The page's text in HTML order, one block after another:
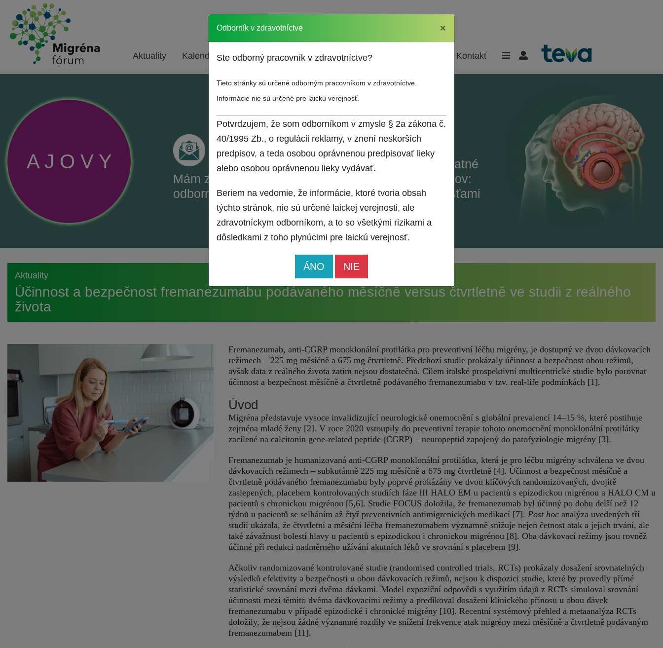
Aktuality Kalendár akcií Vzdelávanie Sociálna poradňa Kontakt
A J O V Y
Mám záujem o zasielanie
odborného spravodajcu
Mám záujem o bezplatné
materiály pre pacientov:
Diár pacienta s bolesťami
hlavy
Aktuality
Účinnost a bezpečnost fremanezumabu podávaného měsíčně versus čtvrtletně ve studii z reálného
života
Fremanezumab, anti‑CGRP monoklonální protilátka pro preventivní léčbu migrény, je dostupný ve dvou dávkovacích
režimech – 225 mg měsíčně a 675 mg čtvrtletně. Předchozí studie prokázaly účinnost a bezpečnost obou režimů,
avšak data z reálného života zatím nejsou dostatečná. Cílem italské prospektivní multicentrické studie bylo porovnat
účinnost a bezpečnost měsíčně a čtvrtletně podávaného fremanezumabu v tzv. real‑life podmínkách [1].
Úvod
Migréna představuje vysoce invalidizující neurologické onemocnění s globální prevalencí 14–15 %, které postihuje
zejména mladé ženy [2]. V roce 2020 vstoupily do preventivní terapie tohoto onemocnění monoklonální protilátky
zacílené na calcitonin gene‑related peptide (CGRP) – neuropeptid zapojený do patofyziologie migrény [3].
Fremanezumab je humanizovaná anti‑CGRP monoklonální protilátka, která je pro léčbu migrény schválena ve dvou
dávkovacích režimech – subkutánně 225 mg měsíčně a 675 mg čtvrtletně [4]. Účinnost a bezpečnost měsíčně a
čtvrtletně podávaného fremanezumabu byly poprvé prokázány ve dvou klíčových randomizovaných, dvojitě
zaslepených, placebem kontrolovaných studiích fáze III HALO EM u pacientů s epizodickou migrénou a HALO CM u
pacientů s chronickou migrénou [5,6]. Studie FOCUS doložila, že fremanezumab byl účinný po dobu delší než 12
týdnů u pacientů se selháním až čtyř preventivních antimigrenických medikací [7]. Post hoc analýza uvedených tří
studií ukázala, že čtvrtletní a měsíční léčba fremanezumabem významně snižuje nejen četnost atak a jejich trvání, ale
také závažnost bolestí hlavy u pacientů s epizodickou i chronickou migrénou [8]. Oba dávkovací režimy jsou rovněž
účinné při redukci nadměrného užívání akutních léků ve srovnání s placebem [9].
Ačkoliv randomizované kontrolované studie (randomised controlled trials, RCTs) prokázaly dosažení srovnatelných
výsledků efektivity a bezpečnosti u obou dávkovacích režimů, nejsou k dispozici studie, které by provedly přímé
statistické srovnání mezi dvěma dávkami. Model expoziční odpovědi s využitím údajů z RCTs simuloval srovnání
účinnosti mezi těmito dvěma dávkovacími režimy a predikoval dosažení klinického přínosu u obou dávek
fremanezumabu v případě epizodické i chronické migrény [10]. Recentní systémový přehled a metaanalýza RCTs
doložily, že nejsou žádné významné rozdíly ve snížení frekvence atak migrény mezi měsíčně a čtvrtletně podávaným
fremanezumabem [11].
Odborník v zdravotníctve ×
Ste odborný pracovník v zdravotníctve?
Tieto stránky sú určené odborným pracovníkom v zdravotníctve.
Informácie nie sú určené pre laickú verejnosť.
Potvrdzujem, že som odborníkom v zmysle § 2a zákona č.
40/1995 Zb., o regulácii reklamy, v znení neskorších
predpisov, a teda osobou oprávnenou predpisovať lieky
alebo osobou oprávnenou lieky vydávať.
Beriem na vedomie, že informácie, ktoré tvoria obsah
týchto stránok, nie sú určené laickej verejnosti, ale
zdravotníckym odborníkom, a to so všetkými rizikami a
dôsledkami z toho plynúcimi pre laickú verejnosť.
ÁNO NIE